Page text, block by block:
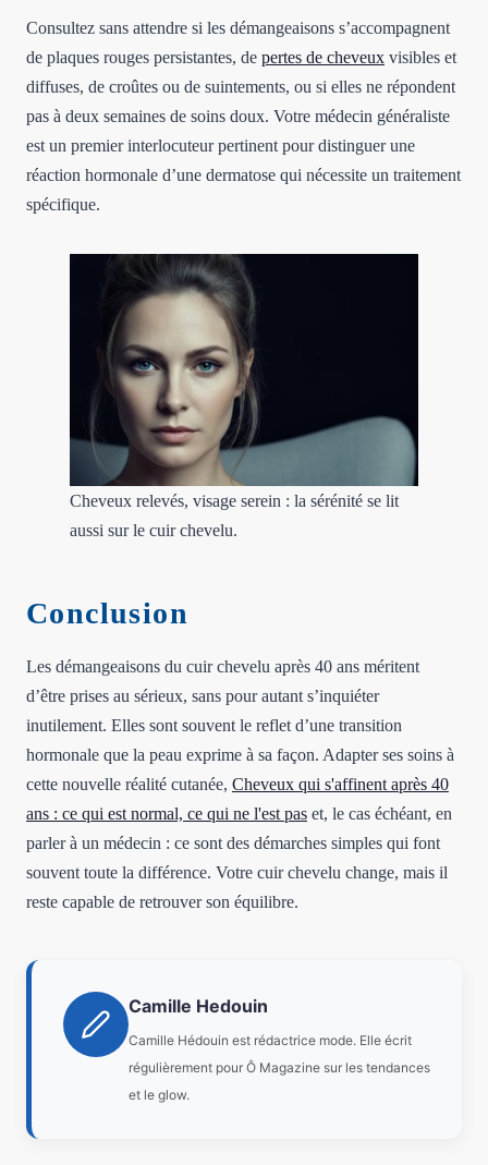
Consultez sans attendre si les démangeaisons s’accompagnent
de plaques rouges persistantes, de pertes de cheveux visibles et
diffuses, de croûtes ou de suintements, ou si elles ne répondent
pas à deux semaines de soins doux. Votre médecin généraliste
est un premier interlocuteur pertinent pour distinguer une
réaction hormonale d’une dermatose qui nécessite un traitement
spécifique.
Cheveux relevés, visage serein : la sérénité se lit
aussi sur le cuir chevelu.
Conclusion
Les démangeaisons du cuir chevelu après 40 ans méritent
d’être prises au sérieux, sans pour autant s’inquiéter
inutilement. Elles sont souvent le reflet d’une transition
hormonale que la peau exprime à sa façon. Adapter ses soins à
cette nouvelle réalité cutanée, Cheveux qui s'affinent après 40
ans : ce qui est normal, ce qui ne l'est pas et, le cas échéant, en
parler à un médecin : ce sont des démarches simples qui font
souvent toute la différence. Votre cuir chevelu change, mais il
reste capable de retrouver son équilibre.
Camille Hedouin
Camille Hédouin est rédactrice mode. Elle écrit
régulièrement pour Ô Magazine sur les tendances
et le glow.